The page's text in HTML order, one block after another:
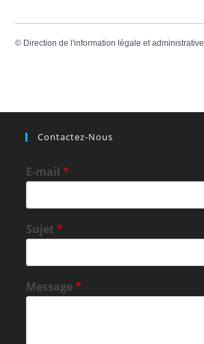
© Direction de l'information légale et administrative
Contactez-Nous
E-mail*
Sujet*
Message*